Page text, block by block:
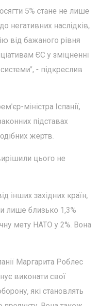
5% стане не лише
негативних наслідків,
від бажаного рівня
ЄС у зміцненні
- підкреслив
міністра Іспанії,
підставах
жертв.
цього не
інших західних країн,
лише близько 1,3%
мету НАТО у 2%. Вона
Маргарита Роблес
виконати свої
які становлять